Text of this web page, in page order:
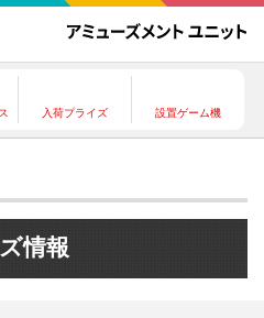
入荷プライズ 設置ゲーム機
情報